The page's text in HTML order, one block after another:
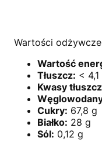
Wartości
Wartość
Tłuszcz: < 4,1
Kwasy
Cukry: 67,8 g
Białko: 28 g
Sól: 0,12 g